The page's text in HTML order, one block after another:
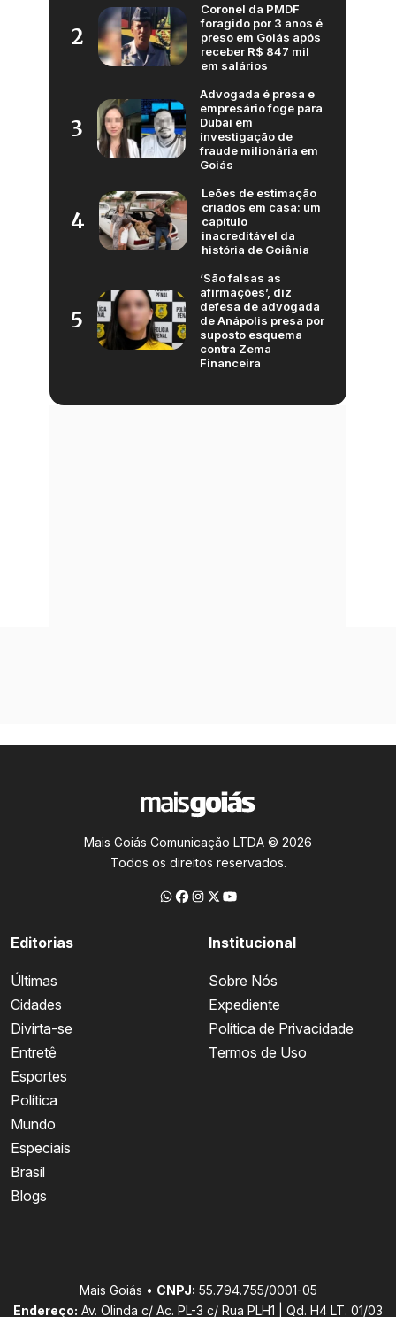
2
Coronel da PMDF
foragido por 3 anos é
preso em Goiás após
receber R$ 847 mil
em salários
3
Advogada é presa e
empresário foge para
Dubai em
investigação de
fraude milionária em
Goiás
4
Leões de estimação
criados em casa: um
capítulo
inacreditável da
história de Goiânia
5
‘São falsas as
afirmações’, diz
defesa de advogada
de Anápolis presa por
suposto esquema
contra Zema
Financeira
Mais Goiás Comunicação LTDA © 2026
Todos os direitos reservados.
Editorias
Últimas
Cidades
Divirta-se
Entretê
Esportes
Política
Mundo
Especiais
Brasil
Blogs
Institucional
Sobre Nós
Expediente
Política de Privacidade
Termos de Uso
Mais Goiás • CNPJ: 55.794.755/0001-05
Endereço: Av. Olinda c/ Ac. PL-3 c/ Rua PLH1 | Qd. H4 LT. 01/03